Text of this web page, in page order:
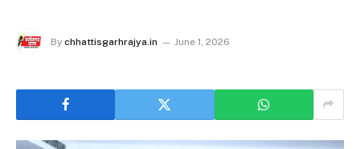
By chhattisgarhrajya.in June 1, 2026